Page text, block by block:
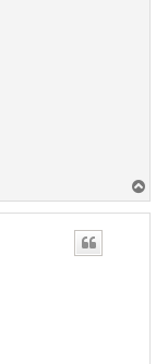
a
u